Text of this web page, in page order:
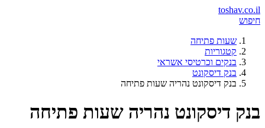
toshav.co.il
חיפוש
שעות פתיחה
קטגוריות
בנקים וכרטיסי אשראי
בנק דיסקונט
בנק דיסקונט נהריה שעות פתיחה
בנק דיסקונט נהריה שעות פתיחה